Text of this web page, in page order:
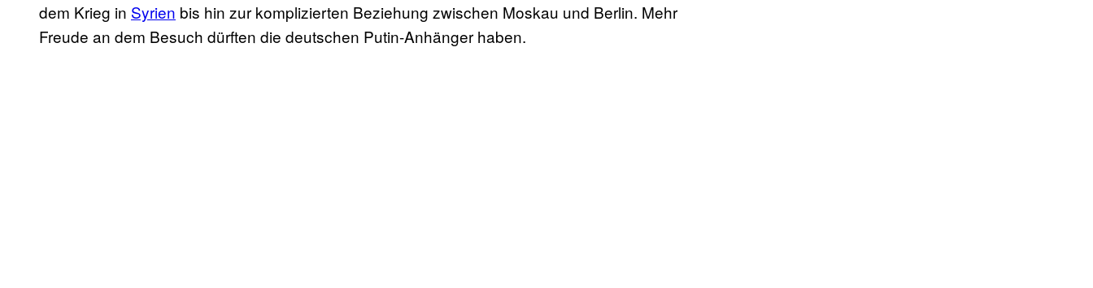
dem Krieg in Syrien bis hin zur komplizierten Beziehung zwischen Moskau und Berlin. Mehr
Freude an dem Besuch dürften die deutschen Putin-Anhänger haben.